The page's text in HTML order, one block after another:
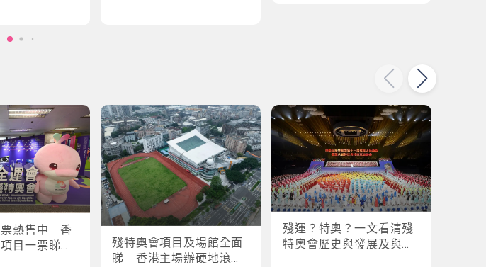
票熱售中 香
目一票睇所
殘特奧會項目及場館全面
睇 香港主場辦硬地滾球
殘運？特奧？一文看清殘
特奧會歷史與發展及與全